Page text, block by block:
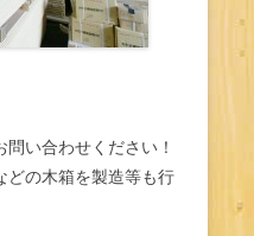
い合わせください！
どの木箱を製造等も行